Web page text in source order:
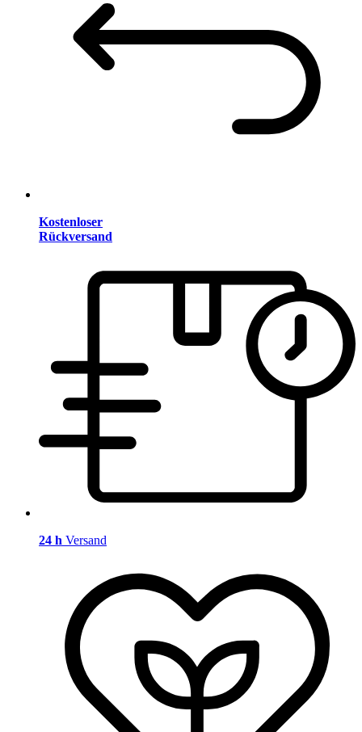
Kostenloser
Rückversand
24 h Versand